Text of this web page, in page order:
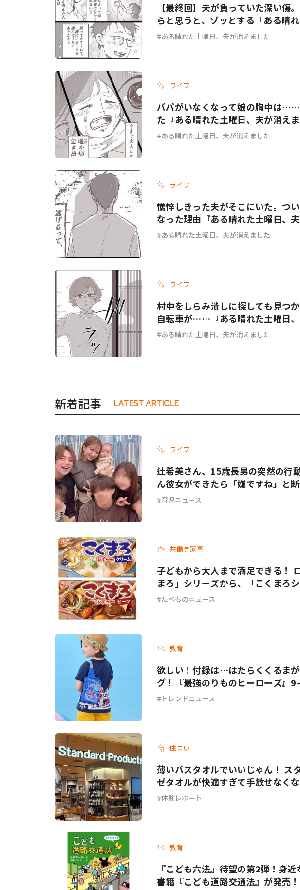
【最終回】夫が負っていた深い傷
らと思うと、ゾッとする『ある晴
Vol.10』
ある晴れた土曜日、夫が消えました
ライフ
パパがいなくなって娘の胸中は
た『ある晴れた土曜日、夫が消え
ある晴れた土曜日、夫が消えました
ライフ
憔悴しきった夫がそこにいた。つ
なった理由『ある晴れた土曜日、
ある晴れた土曜日、夫が消えました
ライフ
村中をしらみ潰しに探しても見つ
自転車が……『ある晴れた土曜日、
ある晴れた土曜日、夫が消えました
新着記事 LATEST ARTICLE
ライフ
辻希美さん、15歳長男の突然の行
ん彼女ができたら「嫌ですね」と
育児ニュース
共働き家事
子どもから大人まで満足できる！
まろ」シリーズから、「こくまろ
ーフ＞が新発売
たべものニュース
教育
欲しい！付録は…はたらくくるま
グ！『最強のりものヒーローズ』
トレンドニュース
住まい
薄いバスタオルでいいじゃん！ ス
ゼタオルが快適すぎて手放せなく
体験レポート
教育
『こども六法』待望の第2弾！身
書籍『こども道路交通法』が発売！